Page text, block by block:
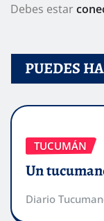
Debes estar
PUEDES
TUCUMÁN
Un
Diario